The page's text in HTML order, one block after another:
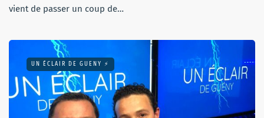
vient de passer un coup de…
UN ÉCLAIR DE GUENY ⚡️